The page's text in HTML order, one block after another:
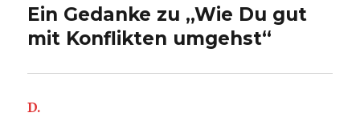
Ein Gedanke zu „Wie Du gut
mit Konflikten umgehst“
D.